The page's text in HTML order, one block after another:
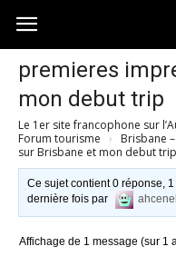
Australia-
australie.com
premieres
mon debut trip
Le 1er site francophone sur
Forum tourisme › Brisbane
sur Brisbane et mon debut trip
Ce sujet contient 0 réponse,
dernière fois par
Affichage de 1 message (sur 1